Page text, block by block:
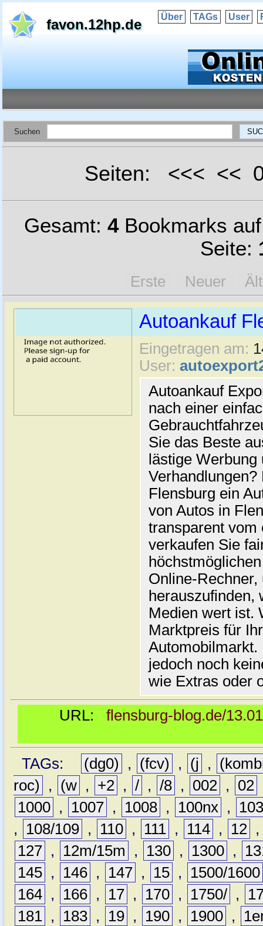
favon.12hp.de Über TAGs User
Suchen
Seiten: <<< <<
Gesamt: 4Bookmarks
Seite:
Erste Neuer
Autoankauf
Eingetragen am:
User:
Autoankauf
nach einer
Sie das Beste
lästige
Flensburg ein
von Autos in
transparent vom
verkaufen Sie
Online-
herauszufinden,
Medien wert ist.
Marktpreis für
jedoch noch
wie Extras oder
URL: flensburg-blog.de/
TAGs: (dg0) , (fcv) , (j ,
roc)
, (w , +2 , / , /8 , 002 , 02
1000 , 1007 , 1008 , 100nx ,
,
108/109 , 110 , 111 , 114 , 12
127 , 12m/15m , 130 , 1300 ,
145 , 146 , 147 , 15 ,
1500/1600
164 , 166 , 17 , 170 , 1750/ ,
181 , 183 , 19 , 190 , 1900 ,